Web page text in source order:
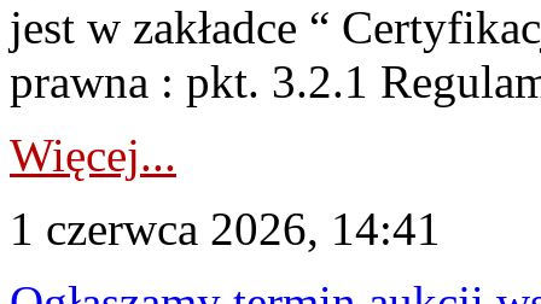
jest w zakładce “
prawna : pkt. 3.2.1
Więcej...
1 czerwca 2026, 14:41